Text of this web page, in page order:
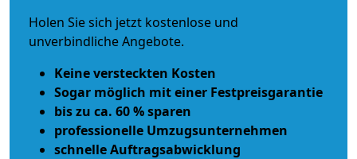
Holen Sie sich jetzt kostenlose und
unverbindliche Angebote.
Keine versteckten Kosten
Sogar möglich mit einer Festpreisgarantie
bis zu ca. 60 % sparen
professionelle Umzugsunternehmen
schnelle Auftragsabwicklung